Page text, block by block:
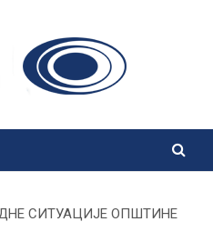
СИТУАЦИЈЕ ОПШТИНЕ